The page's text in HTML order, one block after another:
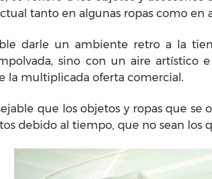
tanto en algunas ropas como en
darle un ambiente retro a la
sino con un aire artístico
la multiplicada oferta comercial.
que los objetos y ropas que
debido al tiempo, que no sean los